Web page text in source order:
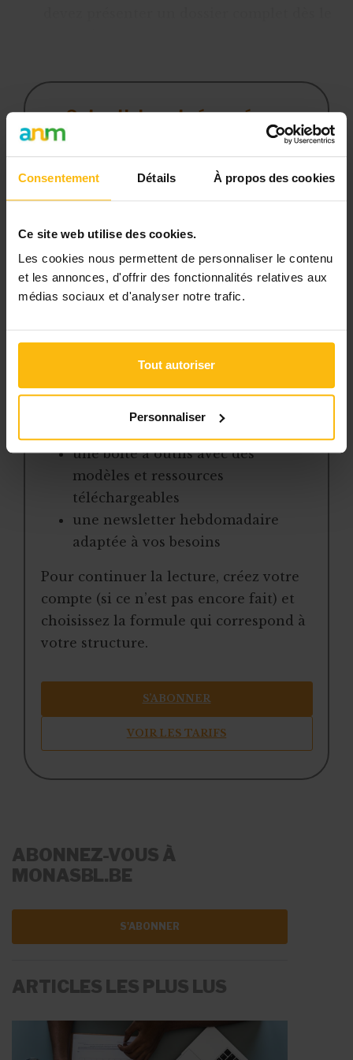
Consentement Détails À propos des cookies
Ce site web utilise des cookies.
Les cookies nous permettent de personnaliser le contenu
et les annonces, d'offrir des fonctionnalités relatives aux
médias sociaux et d'analyser notre trafic.
Tout autoriser
Personnaliser
Cet article est réservé aux
un accès complet à des ressources
pour gérer efficacement votre ASBL.
Avec votre abonnement, vous
bénéficiez de :
contenus du site
des articles, dossiers et conseils
pratiques régulièrement mis à jour
la veille sur les lois, règles et
une boîte à outils avec des
modèles et ressources
téléchargeables
une newsletter hebdomadaire
adaptée à vos besoins
Pour continuer la lecture, créez votre
compte (si ce n’est pas encore fait) et
choisissez la formule qui correspond à
votre structure.
S’ABONNER
VOIR LES TARIFS
ABONNEZ-VOUS À
MONASBL.BE
S'ABONNER
ARTICLES LES PLUS LUS